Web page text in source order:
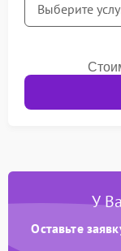
У
Оставьте